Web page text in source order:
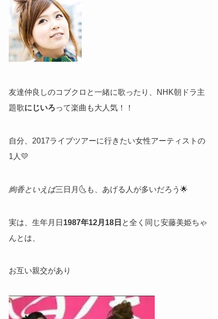
友達仲良しのコブクロと一緒に歌ったり、NHK朝ドラ主
題歌にじいろって楽曲も大人気！！
自分、2017ライブツアーに行きたい女性アーティストの
1人💛
絢香といえば三日月🌜も、あげる人が多いだろう🌟
実は、生年月日 1987年12月18日 と全く同じ安藤美姫ちゃ
んとは、
お互い親交があり